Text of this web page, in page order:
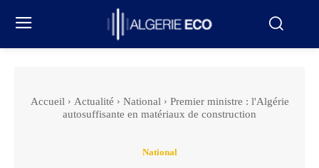
Accueil Actualité National
Premier ministre : l'Algérie
autosuffisante en matériaux de construction
National